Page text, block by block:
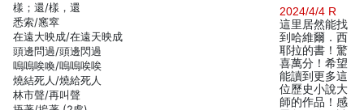
樣；還/樣，還
悉索/窸窣
在遠大映成/在遠天映成
頭邊問過/頭邊閃過
嗚嗚唉喚/嗚嗚唉唉
燒結死人/燒給死人
林市聲/再叫聲
2024/4/4 R
這里居然能找
到哈維爾．西
耶拉的書！驚
喜萬分！希望
能讀到更多這
位歷史小說大
師的作品！感